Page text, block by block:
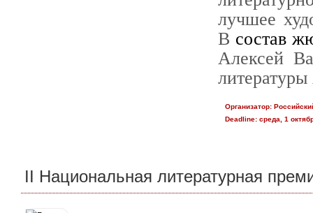
лучшее
В состав
Алексей
Организатор:
Deadline:среда, 1
II Национальная литературная